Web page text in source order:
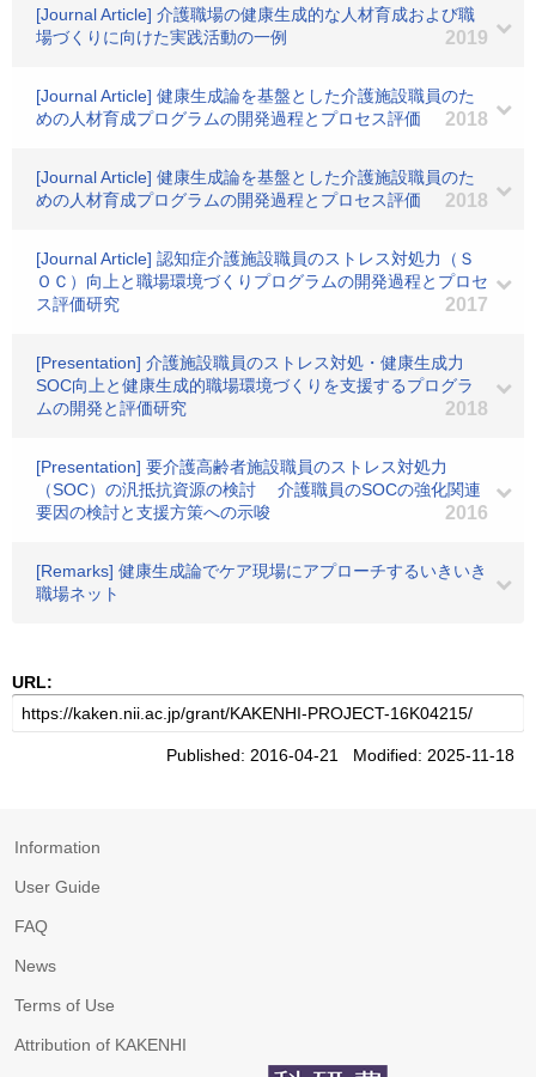
[Journal Article] 介護職場の健康生成的な人材育成および職
場づくりに向けた実践活動の一例
2019
[Journal Article] 健康生成論を基盤とした介護施設職員のた
めの人材育成プログラムの開発過程とプロセス評価
2018
[Journal Article] 健康生成論を基盤とした介護施設職員のた
めの人材育成プログラムの開発過程とプロセス評価
2018
[Journal Article] 認知症介護施設職員のストレス対処力（Ｓ
ＯＣ）向上と職場環境づくりプログラムの開発過程とプロセ
ス評価研究
2017
[Presentation] 介護施設職員のストレス対処・健康生成力
SOC向上と健康生成的職場環境づくりを支援するプログラ
ムの開発と評価研究
2018
[Presentation] 要介護高齢者施設職員のストレス対処力
（SOC）の汎抵抗資源の検討 介護職員のSOCの強化関連
要因の検討と支援方策への示唆
2016
[Remarks] 健康生成論でケア現場にアプローチするいきいき
職場ネット
URL:
Published: 2016-04-21 Modified: 2025-11-18
Information
User Guide
FAQ
News
Terms of Use
Attribution of KAKENHI